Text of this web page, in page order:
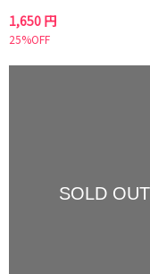
1,650 円
25%OFF
SOLD OUT